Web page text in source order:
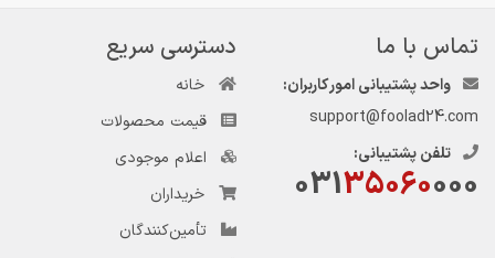
تماس با ما
واحد پشتیبانی امور کاربران:
support@foolad24.com
تلفن پشتیبانی:
03135060000
دسترسی سریع
خانه
قیمت محصولات
اعلام موجودی
خریداران
تأمین‌کنندگان